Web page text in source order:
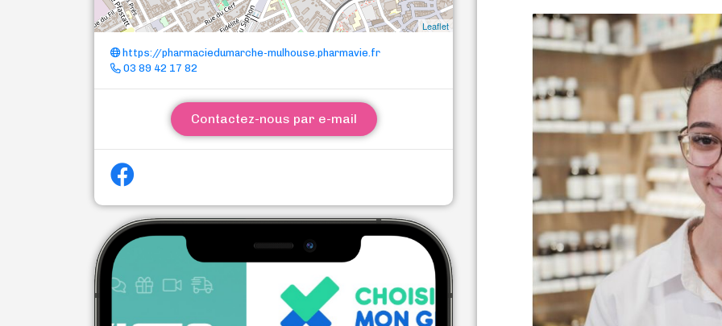
Leaflet
https://pharmaciedumarche-mulhouse.pharmavie.fr
03 89 42 17 82
Contactez-nous par e-mail